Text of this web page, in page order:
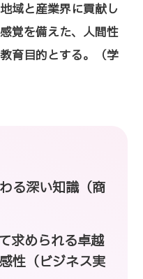
域と産業界に貢献し
覚を備えた、人間性
育目的とする。（学
る深い知識（商
求められる卓越
性（ビジネス実